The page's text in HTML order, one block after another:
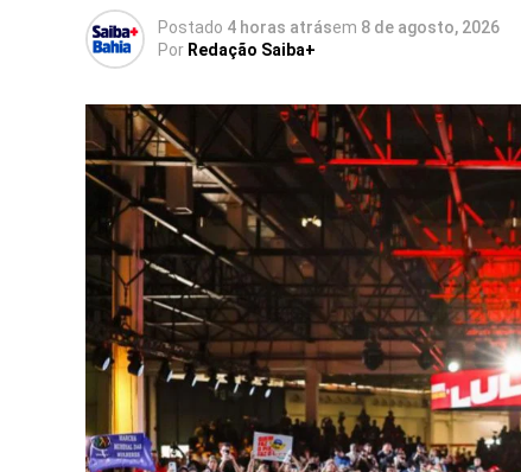
Postado 4 horas atrásem 8 de agosto, 2026
Por Redação Saiba+